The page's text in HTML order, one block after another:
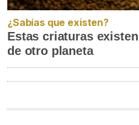
¿Sabías que existen?
Estas criaturas
de otro planeta